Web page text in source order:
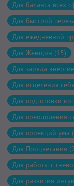
Для баланса всех
Для быстрой
Для ежедневной
Для Женщин (15)
Для заряда
Для исцеления
Для подготовки ко
Для преодоления
Для проекций ума
Для Процветания
Для работы с
Для развития